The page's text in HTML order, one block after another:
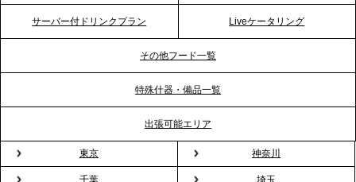
テーブル、横浜事務所を新設。神奈川エリアのサー
ビス提供体制を強化し、質の高い「場づくり」をサ
TBS「Nスタ」で、2ndTable「1DISH」の花見オー
ドブルが紹介されました
サーバー付ドリンクプラン Liveケータリング
その他フード一覧
特殊什器・備品一覧
出張可能エリア
東京 神奈川
千葉 埼玉